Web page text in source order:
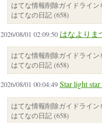
はてな情報削除ガイドライン
はてなの日記 (658)
2026/08/01 02:09:50 はなよりま
はてな情報削除ガイドライン
はてなの日記 (658)
2026/08/01 00:04:49 Star light
はてな情報削除ガイドライン
はてなの日記 (658)